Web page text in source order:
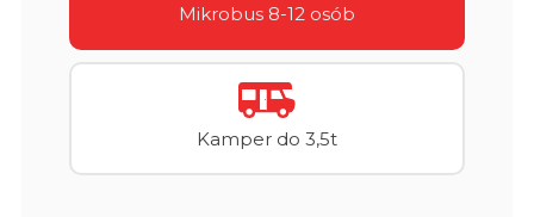
Mikrobus 8-12 osób
Kamper do 3,5t